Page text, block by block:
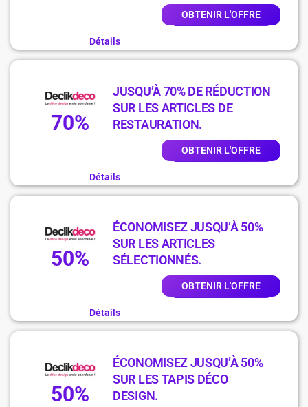
OBTENIR L'OFFRE
Détails
70%
JUSQU’À 70% DE RÉDUCTION
SUR LES ARTICLES DE
RESTAURATION.
OBTENIR L'OFFRE
Détails
50%
ÉCONOMISEZ JUSQU’À 50%
SUR LES ARTICLES
SÉLECTIONNÉS.
OBTENIR L'OFFRE
Détails
50%
ÉCONOMISEZ JUSQU’À 50%
SUR LES TAPIS DÉCO
DESIGN.